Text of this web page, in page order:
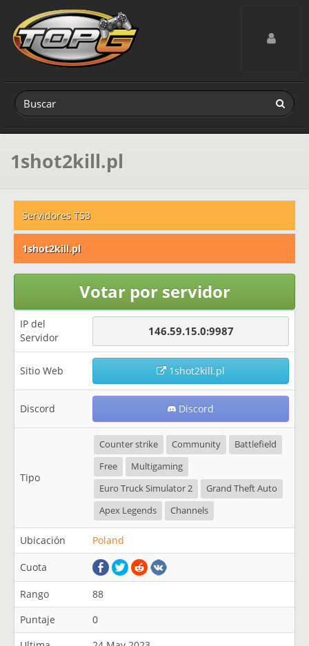
Toggle
1shot2kill.pl
Servidores TS3
1shot2kill.pl
Votar por servidor
IP del
Servidor
146.59.15.0:9987
Sitio Web 1shot2kill.pl
Discord Discord
Tipo
Counter strike Community
Battlefield
Free
Multigaming
Euro Truck Simulator 2
Grand Theft Auto
Apex Legends
Channels
Ubicación Poland
Cuota
Rango
88
Puntaje
0